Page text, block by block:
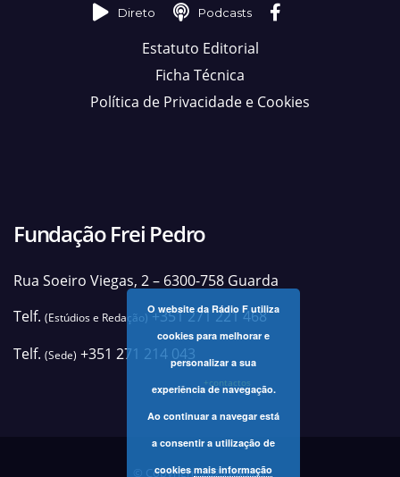
Direto Podcasts
Estatuto Editorial
Ficha Técnica
Política de Privacidade e Cookies
Fundação Frei Pedro
Rua Soeiro Viegas, 2 – 6300-758 Guarda
Telf. (Estúdios e Redação)+351 271 221 468
Telf. (Sede) +351 271 214 043
+contactos
© Copyright 2025 Rádio F
O website da Rádio F utiliza
cookies para melhorar e
personalizar a sua
experiência de navegação.
Ao continuar a navegar está
a consentir a utilização de
cookiesmais informação